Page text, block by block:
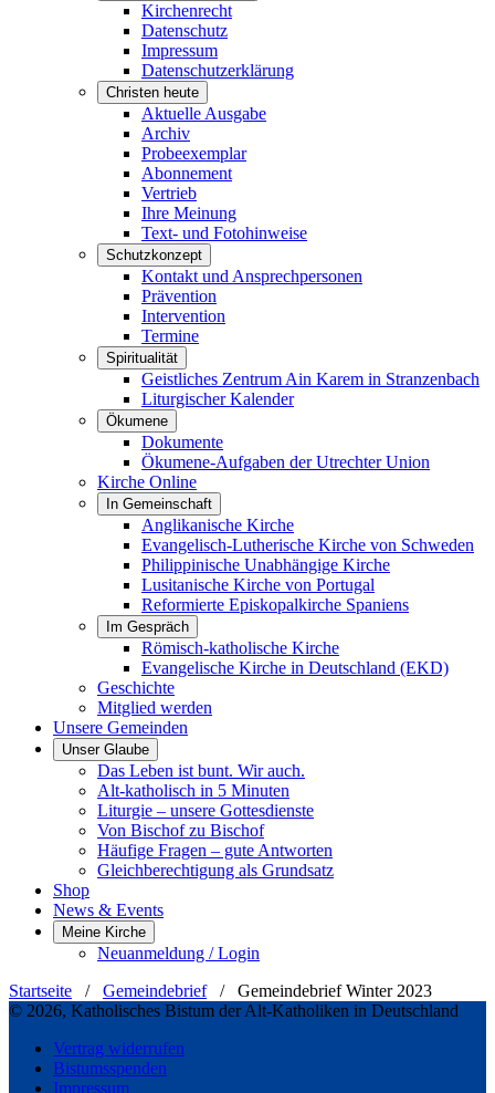
Kirchenrecht
Datenschutz
Impressum
Datenschutzerklärung
Christen heute
Aktuelle Ausgabe
Archiv
Probeexemplar
Abonnement
Vertrieb
Ihre Meinung
Text- und Fotohinweise
Schutzkonzept
Kontakt und Ansprechpersonen
Prävention
Intervention
Termine
Spiritualität
Geistliches Zentrum Ain Karem in Stranzenbach
Liturgischer Kalender
Ökumene
Dokumente
Ökumene-Aufgaben der Utrechter Union
Kirche Online
In Gemeinschaft
Anglikanische Kirche
Evangelisch-Lutherische Kirche von Schweden
Philippinische Unabhängige Kirche
Lusitanische Kirche von Portugal
Reformierte Episkopalkirche Spaniens
Im Gespräch
Römisch-katholische Kirche
Evangelische Kirche in Deutschland (EKD)
Geschichte
Mitglied werden
Unsere Gemeinden
Unser Glaube
Das Leben ist bunt. Wir auch.
Alt-katholisch in 5 Minuten
Liturgie – unsere Gottesdienste
Von Bischof zu Bischof
Häufige Fragen – gute Antworten
Gleichberechtigung als Grundsatz
Shop
News & Events
Meine Kirche
Neuanmeldung / Login
Startseite / Gemeindebrief/ Gemeindebrief Winter 2023
© 2026, Katholisches Bistum der Alt-Katholiken in Deutschland
Vertrag widerrufen
Bistumsspenden
Impressum